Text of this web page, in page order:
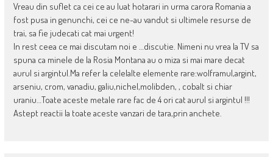
Vreau din suflet ca cei ce au luat hotarari in urma carora Romania a
fost pusa in genunchi, cei ce ne-au vandut si ultimele resurse de
trai, sa fie judecati cat mai urgent!
In rest ceea ce mai discutam noi e …discutie. Nimeni nu vrea la TV sa
spuna ca minele de la Rosia Montana au o miza si mai mare decat
aurul si argintul.Ma refer la celelalte elemente rare:wolframul,argint,
arseniu, crom, vanadiu, galiu,nichel,molibden, , cobalt si chiar
uraniu…Toate aceste metale rare fac de 4 ori cat aurul si argintul !!!
Astept reactii la toate aceste vanzari de tara,prin anchete.